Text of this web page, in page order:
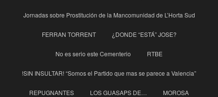
Jornadas sobre Prostitución de la Mancomunidad de L’Horta Sud
FERRAN TORRENT ¿DONDE “ESTÁ” JOSE?
No es serio este Cementerio RTBE
!SIN INSULTAR! “Somos el Partido que mas se parece a Valencia”
REPUGNANTES LOS GUASAPS DE… MOROSA